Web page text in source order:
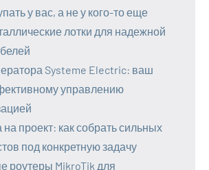
у вас, а не у кого-то еще
лотки для надежной
Systeme Electric: ваш
управлению
на проект: как собрать сильных
под конкретную задачу
роутеры MikroTik для